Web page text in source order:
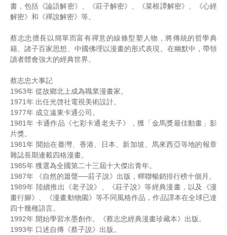
書，包括《論語解密》、《莊子解密》、《菜根譚解密》、《心經
解密》和《禪說解密》等。
蔡志忠擅長以簡單而富有禪意的線條型塑人物，將傳統的哲學典
籍、諸子百家思想、中國佛理以漫畫的形式表現。在幽默中，帶領
讀者體會強大的經典世界。
蔡志忠大事記
1963年 從故鄉北上成為職業漫畫家。
1971年 出任光啓社電視美術設計。
1977年 成立遠東卡通公司。
1981年 卡通作品《七彩卡通老夫子》，獲「金馬獎最佳動畫」影
片獎。
1981年 開始在臺灣、香港、日本、新加坡、馬來西亞等地的報章
雜誌長期連載四格漫畫。
1985年 獲選為全國第二十三屆十大傑出青年。
1987年 《自然的簫聲──莊子說》出版，蟬聯暢銷排行榜十個月。
1989年 陸續推出《老子說》、《莊子說》等經典漫畫，以及《漫
畫行腳》、《漫畫動物園》等不同風格作品，作品譯本在全球已達
四十幾種語言。
1992年 開始學習水墨創作。《蔡志忠經典漫畫珍藏本》出版。
1993年 口述自傳《蔡子說》出版。